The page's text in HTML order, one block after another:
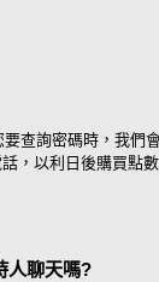
查詢密碼時，我們
，以利日後購買點
人聊天嗎?